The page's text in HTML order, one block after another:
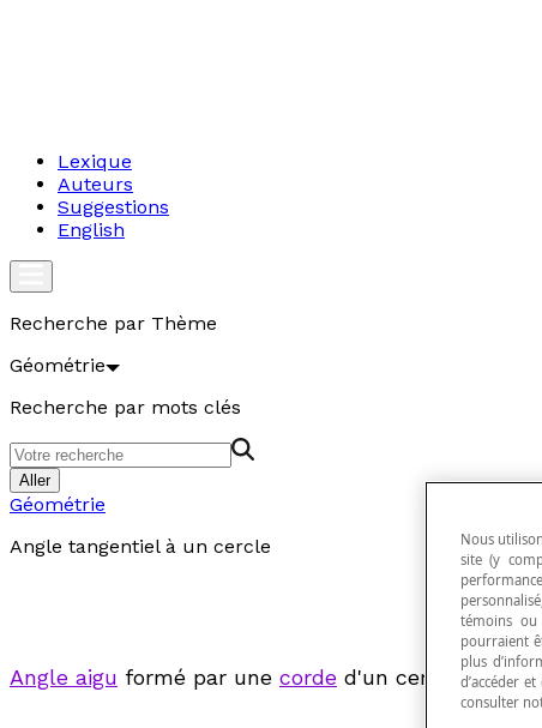
Lexique
Auteurs
Suggestions
English
Recherche par Thème
Géométrie
Recherche par mots clés
Aller
Géométrie
Angle tangentiel à un cercle
Angle aigu formé par une corde d'un cercle et une
Nous
site (y
témoins ou
pourraient
plus
d’accéder
consulter